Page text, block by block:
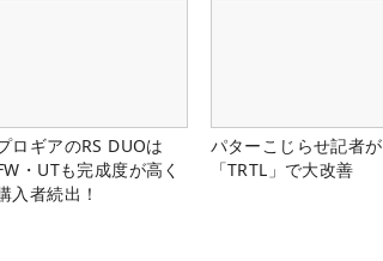
ロギアのRS DUOは
・UTも完成度が高く
入者続出！
パターこじらせ記者が
「TRTL」で大改善